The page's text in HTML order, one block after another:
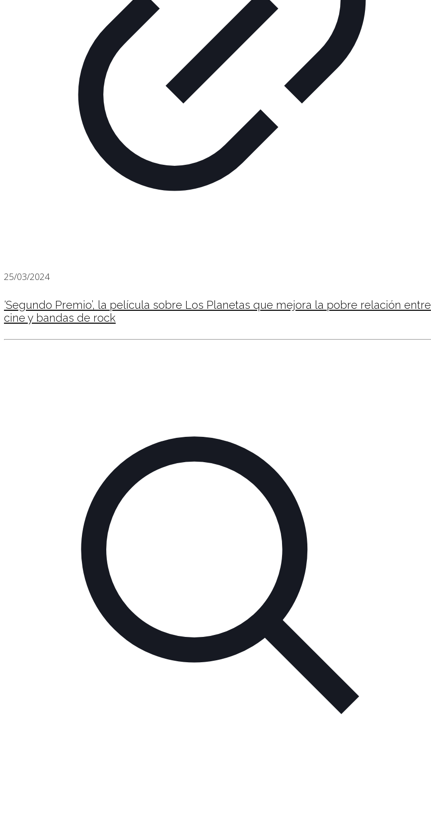
25/03/2024
‘Segundo Premio’, la película sobre Los Planetas que mejora la pobre relación entre
cine y bandas de rock